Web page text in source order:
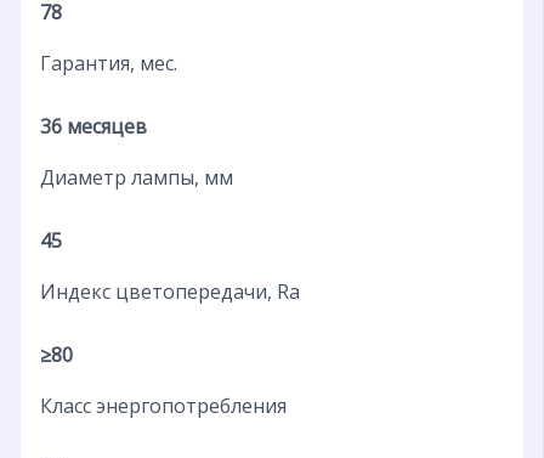
78
Гарантия, мес.
36 месяцев
Диаметр лампы, мм
45
Индекс цветопередачи, Ra
≥80
Класс энергопотребления